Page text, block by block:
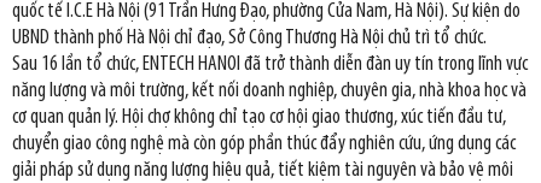
quốc tế I.C.E Hà Nội (91 Trần Hưng Đạo, phường Cửa Nam, Hà Nội). Sự kiện do
UBND thành phố Hà Nội chỉ đạo, Sở Công Thương Hà Nội chủ trì tổ chức.
Sau 16 lần tổ chức, ENTECH HANOI đã trở thành diễn đàn uy tín trong lĩnh vực
năng lượng và môi trường, kết nối doanh nghiệp, chuyên gia, nhà khoa học và
cơ quan quản lý. Hội chợ không chỉ tạo cơ hội giao thương, xúc tiến đầu tư,
chuyển giao công nghệ mà còn góp phần thúc đẩy nghiên cứu, ứng dụng các
giải pháp sử dụng năng lượng hiệu quả, tiết kiệm tài nguyên và bảo vệ môi